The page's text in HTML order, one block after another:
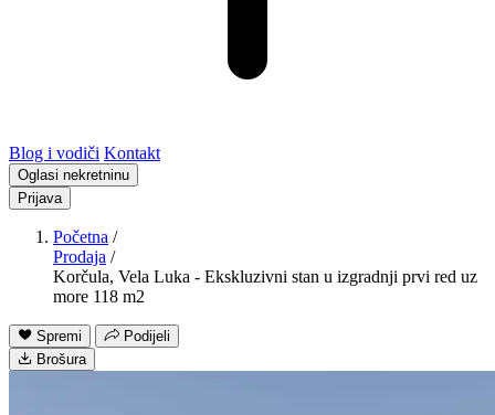
Blog i vodiči Kontakt
Oglasi nekretninu
Prijava
Početna /
Prodaja /
Korčula, Vela Luka - Ekskluzivni stan u izgradnji prvi red uz
more 118 m2
Spremi
Podijeli
Brošura